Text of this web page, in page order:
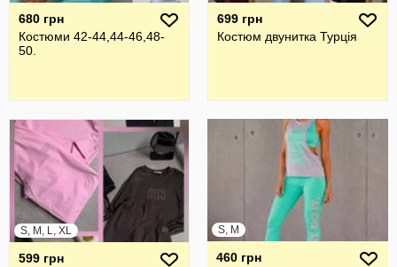
680 грн
Костюми 42-44,44-46,48-
50.
699 грн
Костюм двунитка Турція
S, M, L, XL
599 грн
S, M
460 грн